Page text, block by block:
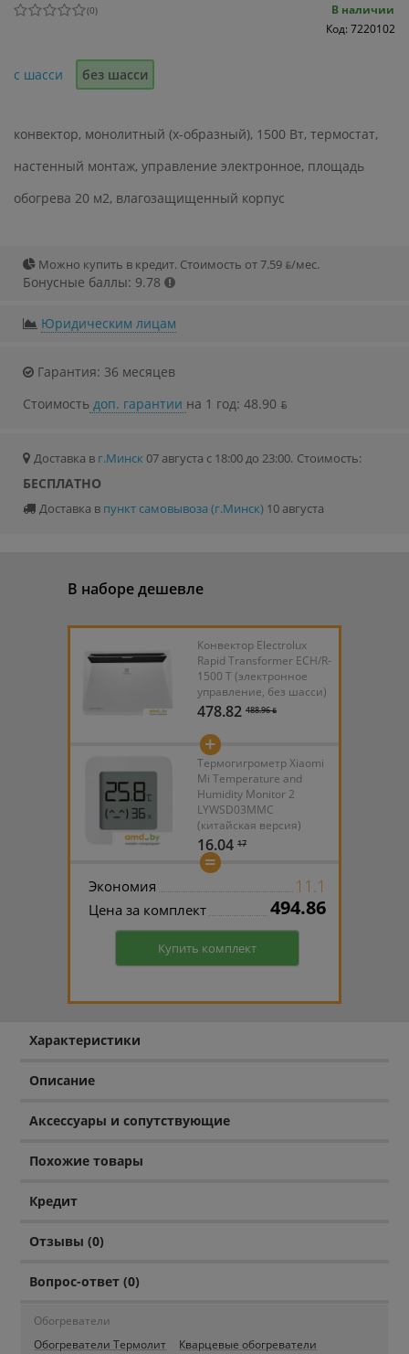
(0)
В наличии
Код: 7220102
с шасси без шасси
конвектор, монолитный (x-образный), 1500 Вт, термостат,
настенный монтаж, управление электронное, площадь
обогрева 20 м2, влагозащищенный корпус
Можно купить в кредит. Стоимость от 7.59 ƃ/мec.
Бонусные баллы: 9.78
Юридическим лицам
Гарантия: 36 месяцев
Стоимость доп. гарантии на 1 год: 48.90 ƃ
Доставка в г.Минск 07 августа с 18:00 до 23:00. Стоимость:
БЕСПЛАТНО
Доставка в пункт самовывоза (г.Минск) 10 августа
В наборе дешевле
Конвектор Electrolux
Rapid Transformer ECH/R-
1500 T (электронное
управление, без шасси)
478.82 488.96 ƃ
+
Термогигрометр Xiaomi
Mi Temperature and
Humidity Monitor 2
LYWSD03MMC
(китайская версия)
16.04 17
=
Экономия 11.1
Цена за комплект 494.86
Купить комплект
Характеристики
Описание
Аксессуары и сопутствующие
Похожие товары
Кредит
Отзывы (0)
Вопрос-ответ (0)
Обогреватели
Обогреватели Термолит
Кварцевые обогреватели